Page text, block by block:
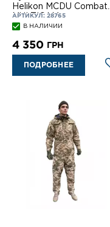
Helikon MCDU Combat
MULTICAM
АРТИКУЛ: 28765
В НАЛИЧИИ
4 350 ГРН
ПОДРОБНЕЕ